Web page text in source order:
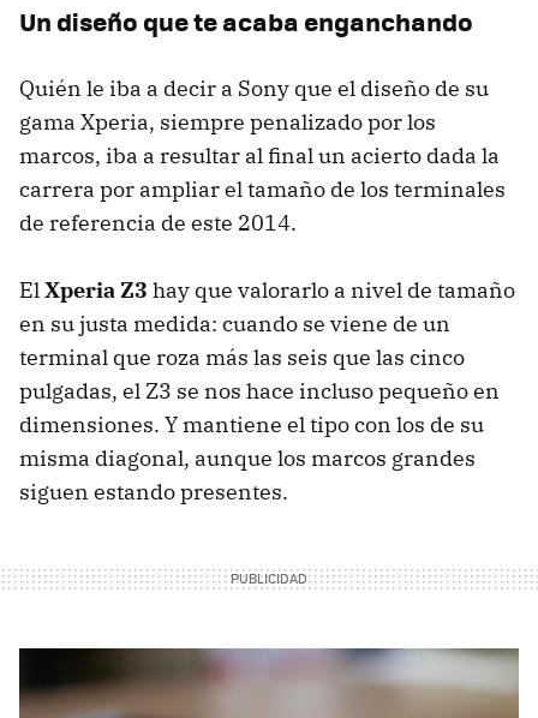
Un diseño que te acaba enganchando
Quién le iba a decir a Sony que el diseño de su
gama Xperia, siempre penalizado por los
marcos, iba a resultar al final un acierto dada la
carrera por ampliar el tamaño de los terminales
de referencia de este 2014.
ElXperia Z3 hay que valorarlo a nivel de tamaño
en su justa medida: cuando se viene de un
terminal que roza más las seis que las cinco
pulgadas, el Z3 se nos hace incluso pequeño en
dimensiones. Y mantiene el tipo con los de su
misma diagonal, aunque los marcos grandes
siguen estando presentes.